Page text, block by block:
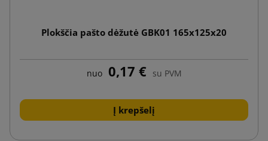
Plokščia pašto dėžutė GBK01 165x125x20
nuo 0,17 € su PVM
Į krepšelį